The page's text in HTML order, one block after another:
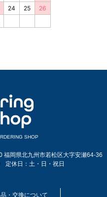
SHOP
岡県北九州市若松区大字安瀬64-36
休日：土・日・祝日
・交換について